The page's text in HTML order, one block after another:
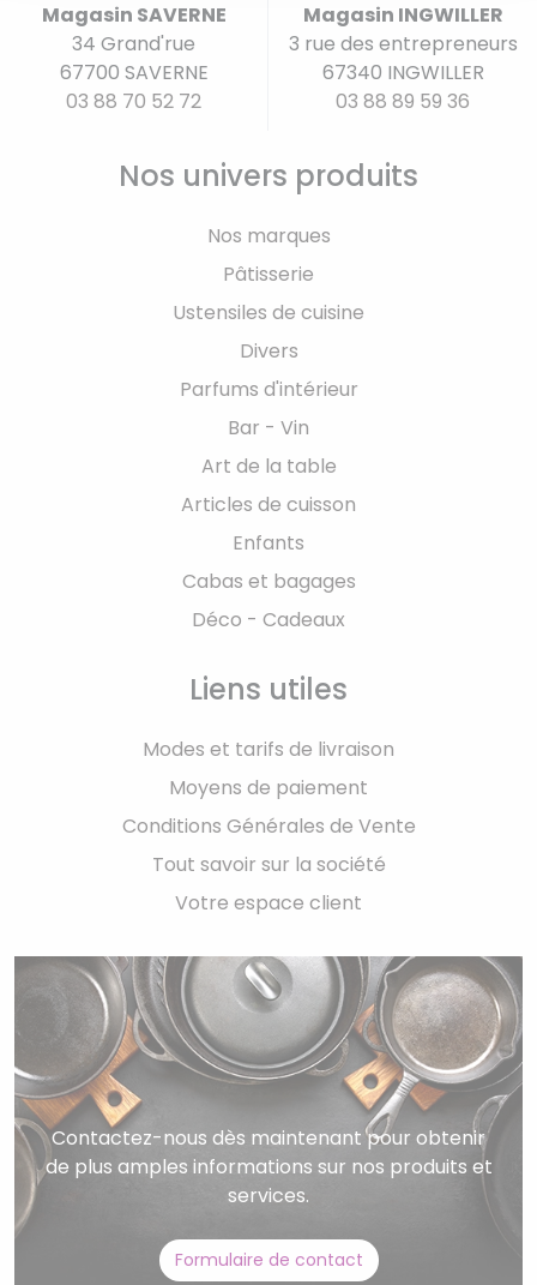
Magasin SAVERNE
34 Grand'rue
67700 SAVERNE
03 88 70 52 72
Magasin INGWILLER
3 rue des entrepreneurs
67340 INGWILLER
03 88 89 59 36
Nos univers produits
Nos marques
Pâtisserie
Ustensiles de cuisine
Divers
Parfums d'intérieur
Bar - Vin
Art de la table
Articles de cuisson
Enfants
Cabas et bagages
Déco - Cadeaux
Liens utiles
Modes et tarifs de livraison
Moyens de paiement
Conditions Générales de Vente
Tout savoir sur la société
Votre espace client
Contactez-nous dès maintenant pour obtenir
de plus amples informations sur nos produits et
services.
Formulaire de contact